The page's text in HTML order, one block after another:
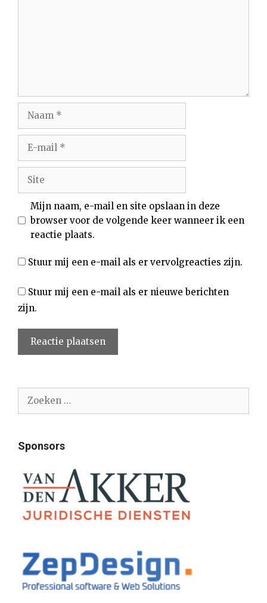
Site
Mijn naam, e-mail en site opslaan in deze
browser voor de volgende keer wanneer ik een
reactie plaats.
Stuur mij een e-mail als er vervolgreacties zijn.
Stuur mij een e-mail als er nieuwe berichten
zijn.
naar:
Sponsors